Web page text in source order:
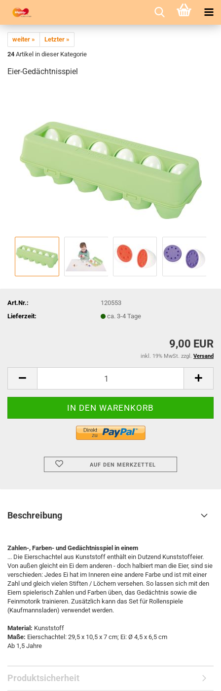
weiter »
Letzter »
24 Artikel in dieser Kategorie
Eier-Gedächtnisspiel
Art.Nr.:
120553
Lieferzeit:
ca. 3-4 Tage
9,00 EUR
inkl. 19% MwSt. zzgl. Versand
AUF DEN MERKZETTEL
Beschreibung
Zahlen-, Farben- und Gedächtnisspiel in einem
... Die Eierschachtel aus Kunststoff enthält ein Dutzend Kunststoffeier.
Von außen gleicht ein Ei dem anderen - doch halbiert man die Eier, sind sie
verschieden: Jedes Ei hat im Inneren eine andere Farbe und ist mit einer
Zahl und gleich vielen Stiften / Löchern versehen. So lassen sich mit den
Eiern spielerisch Zahlen und Farben üben, das Gedächtnis sowie die
Feinmotorik trainieren. Zusätzlich kann das Set für Rollenspiele
(Kaufmannsladen) verwendet werden.
Material: Kunststoff
Maße: Eierschachtel: 29,5 x 10,5 x 7 cm; Ei: Ø 4,5 x 6,5 cm
Ab 1,5 Jahre
Produktsicherheit